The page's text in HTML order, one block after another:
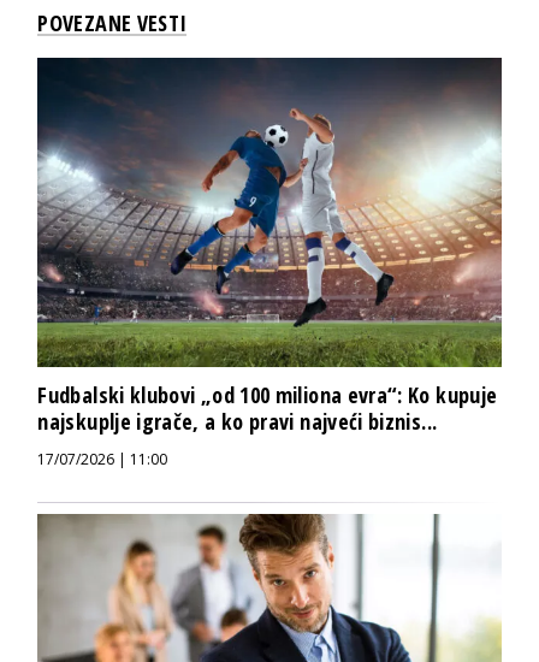
POVEZANE VESTI
Fudbalski klubovi „od 100 miliona evra“: Ko kupuje
najskuplje igrače, a ko pravi najveći biznis...
17/07/2026 | 11:00